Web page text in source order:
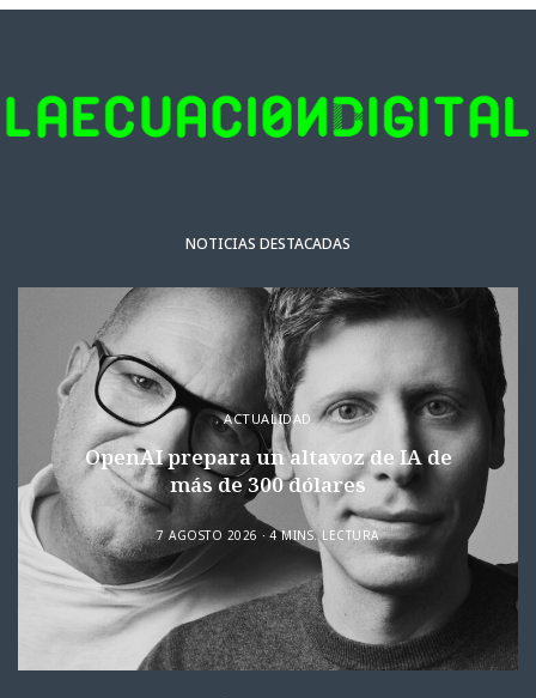
NOTICIAS DESTACADAS
ACTUALIDAD
OpenAI prepara un altavoz de IA de
más de 300 dólares
7 AGOSTO 2026 4 MINS. LECTURA